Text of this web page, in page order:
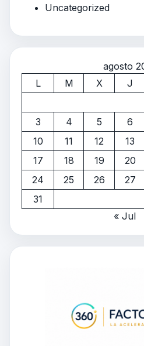
Uncategorized
agosto
L
M X J
3
4 5 6
10
11 12 13
17
18 19 20
24
25 26 27
31
« Jul